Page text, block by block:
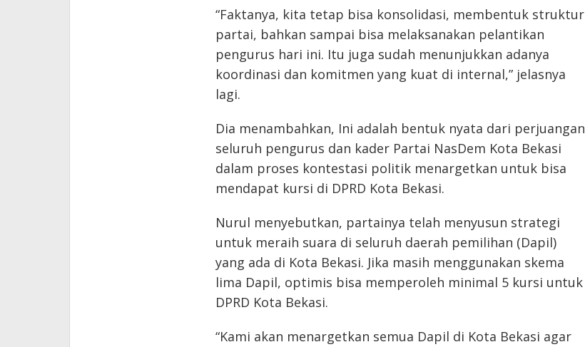
“Faktanya, kita tetap bisa konsolidasi, membentuk struktur
partai, bahkan sampai bisa melaksanakan pelantikan
pengurus hari ini. Itu juga sudah menunjukkan adanya
koordinasi dan komitmen yang kuat di internal,” jelasnya
lagi.
Dia menambahkan, Ini adalah bentuk nyata dari perjuangan
seluruh pengurus dan kader Partai NasDem Kota Bekasi
dalam proses kontestasi politik menargetkan untuk bisa
mendapat kursi di DPRD Kota Bekasi.
Nurul menyebutkan, partainya telah menyusun strategi
untuk meraih suara di seluruh daerah pemilihan (Dapil)
yang ada di Kota Bekasi. Jika masih menggunakan skema
lima Dapil, optimis bisa memperoleh minimal 5 kursi untuk
DPRD Kota Bekasi.
“Kami akan menargetkan semua Dapil di Kota Bekasi agar